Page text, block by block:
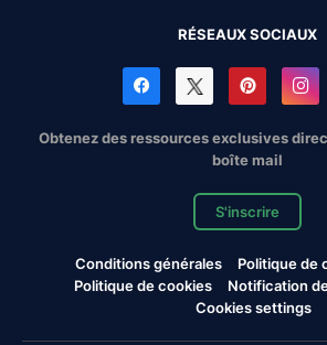
RÉSEAUX SOCIAUX
Obtenez des ressources exclusives
boîte mail
S'inscrire
Conditions générales
Politique de
Politique de cookies
Notification
Cookies settings